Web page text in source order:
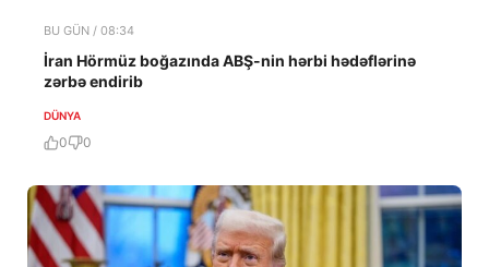
BU GÜN / 08:34
İran Hörmüz boğazında ABŞ-nin hərbi hədəflərinə
zərbə endirib
DÜNYA
0 0